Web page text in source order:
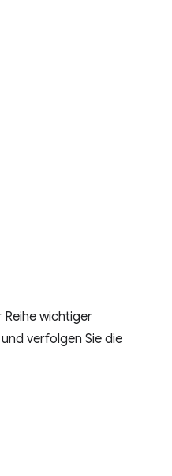
Reihe wichtiger
verfolgen Sie die